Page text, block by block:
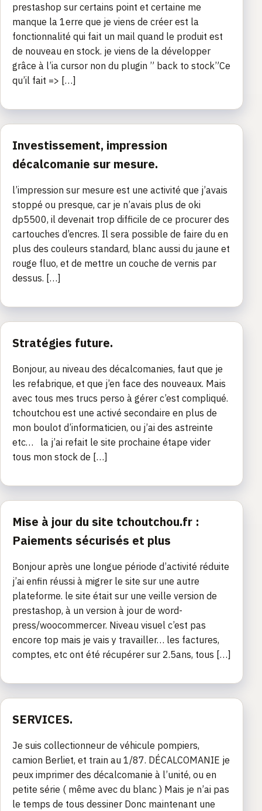
prestashop sur certains point et certaine me
manque la 1erre que je viens de créer est la
fonctionnalité qui fait un mail quand le produit est
de nouveau en stock. je viens de la développer
grâce à l’ia cursor non du plugin ” back to stock”Ce
qu’il fait => […]
Investissement, impression
décalcomanie sur mesure.
l’impression sur mesure est une activité que j’avais
stoppé ou presque, car je n’avais plus de oki
dp5500, il devenait trop difficile de ce procurer des
cartouches d’encres. Il sera possible de faire du en
plus des couleurs standard, blanc aussi du jaune et
rouge fluo, et de mettre un couche de vernis par
dessus. […]
Stratégies future.
Bonjour, au niveau des décalcomanies, faut que je
les refabrique, et que j’en face des nouveaux. Mais
avec tous mes trucs perso à gérer c’est compliqué.
tchoutchou est une activé secondaire en plus de
mon boulot d’informaticien, ou j’ai des astreinte
etc… la j’ai refait le site prochaine étape vider
tous mon stock de […]
Mise à jour du site tchoutchou.fr :
Paiements sécurisés et plus
Bonjour après une longue période d’activité réduite
j’ai enfin réussi à migrer le site sur une autre
plateforme. le site était sur une veille version de
prestashop, à un version à jour de word-
press/woocommercer. Niveau visuel c’est pas
encore top mais je vais y travailler… les factures,
comptes, etc ont été récupérer sur 2.5ans, tous […]
SERVICES.
Je suis collectionneur de véhicule pompiers,
camion Berliet, et train au 1/87. DÉCALCOMANIE je
peux imprimer des décalcomanie à l’unité, ou en
petite série ( même avec du blanc ) Mais je n’ai pas
le temps de tous dessiner Donc maintenant une